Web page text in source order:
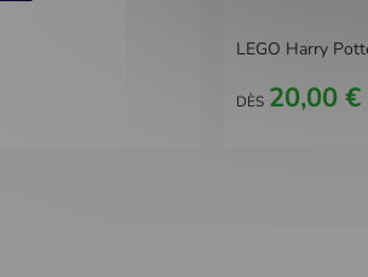
LEGO Harry
DÈS 20,00 €